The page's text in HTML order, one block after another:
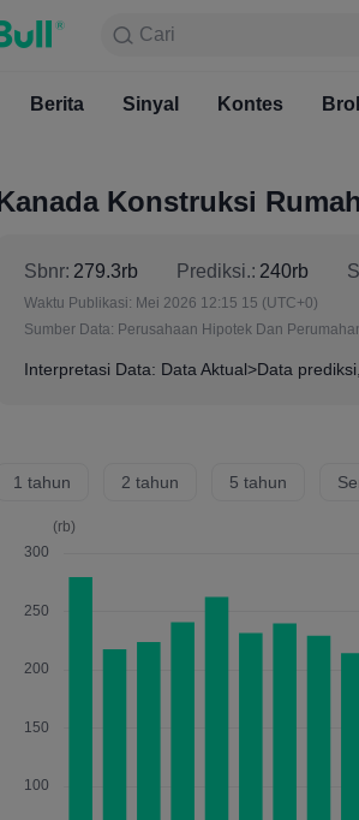
Cari
Pasar Berita
Berita Sinyal Kontes
Konstruksi
Sbnr: 279.3rb Prediksi.: 240rb
Waktu Publikasi: Mei 2026 12:15 15 (UTC+0)
Sumber Data: Perusahaan Hipotek Dan
Interpretasi Data: Data Aktual>Data
1 tahun 2 tahun 5 tahun